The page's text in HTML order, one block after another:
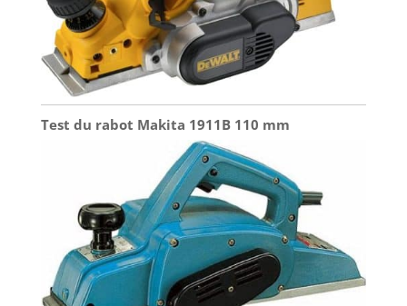
Test du rabot Makita 1911B 110 mm